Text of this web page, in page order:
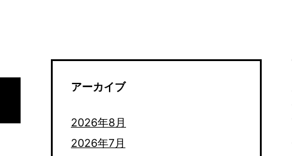
アーカイブ
2026年8月
2026年7月